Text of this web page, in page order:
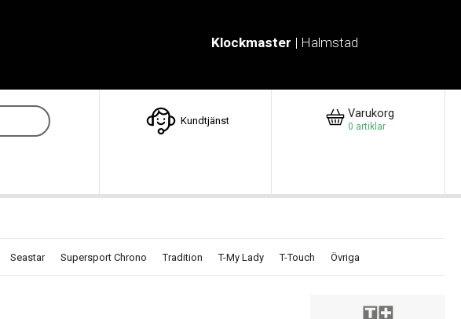
Klockmaster | Halmstad
Kundtjänst
Varukorg
0 artiklar
Seastar Supersport Chrono Tradition T-My Lady T-Touch Övriga